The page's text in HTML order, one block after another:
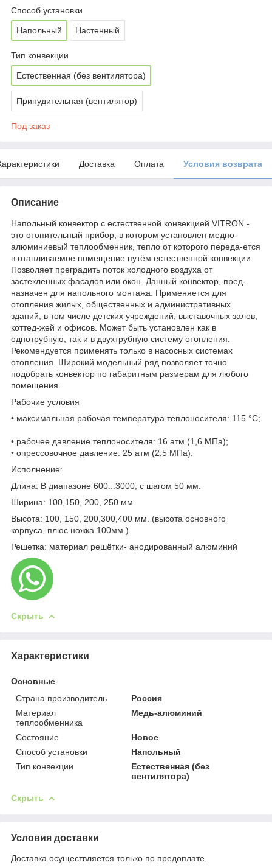
Способ установки
Напольный Настенный
Тип конвекции
Естественная (без вентилятора)
Принудительная (вентилятор)
Под заказ
Доставка Оплата Условия возврата
Описание
Напольный конвектор с естественной конвекцией VITRON -
это отопительный прибор, в котором установлен медно-
алюминиевый теплообменник, тепло от которого переда-ется
в отапливаемое помещение путём естественной конвекции.
Позволяет преградить поток холодного воздуха от
застеклённых фасадов или окон. Данный конвектор, пред-
назначен для напольного монтажа. Применяется для
отопления жилых, общественных и административных
зданий, в том числе детских учреждений, выставочных залов,
коттед-жей и офисов. Может быть установлен как в
однотрубную, так и в двухтрубную систему отопления.
Рекомендуется применять только в насосных системах
отопления. Широкий модельный ряд позволяет точно
подобрать конвектор по габаритным размерам для любого
помещения.
Рабочие условия
• максимальная рабочая температура теплоносителя: 115 °С;
• рабочее давление теплоносителя: 16 атм (1,6 МПа);
• опрессовочное давление: 25 атм (2,5 МПа).
Исполнение:
Длина: В диапазоне 600...3000, с шагом 50 мм.
Ширина: 100,150, 200, 250 мм.
Высота: 100, 150, 200,300,400 мм. (высота основного
корпуса, плюс ножка 100мм.)
Решетка: материал решётки- анодированный алюминий
Скрыть
Характеристики
Основные
Страна производитель
Россия
Материал
теплообменника
Медь-алюминий
Состояние
Новое
Способ установки
Напольный
Тип конвекции
Естественная (без
вентилятора)
Скрыть
Условия доставки
Доставка осуществляется только по предоплате.